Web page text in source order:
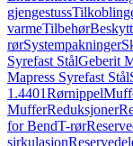
gjengestuss
varmeTilbehør
rørSystempakninger
Syrefast StålGeberit
Mapress Syrefast Stål
1.4401Rørnippel
MufferReduksjoner
for BendT-rør
sirkulasjon